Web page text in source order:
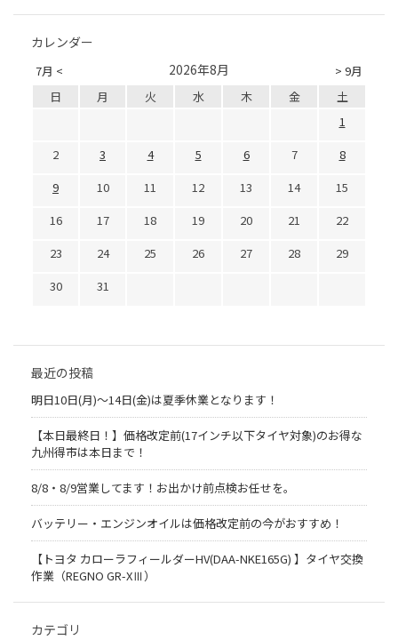
カレンダー
7月 < > 9月
2026年8月
日 月 火 水 木 金
土
1
2
3 4 5 6 7
8
9
10 11 12 13 14
15
16
17 18 19 20 21
22
23
24 25 26 27 28
29
30
31
最近の投稿
明日10日(月)～14日(金)は夏季休業となります！
【本日最終日！】価格改定前(17インチ以下タイヤ対象)のお得な
九州得市は本日まで！
8/8・8/9営業してます！お出かけ前点検お任せを。
バッテリー・エンジンオイルは価格改定前の今がおすすめ！
【トヨタ カローラフィールダーHV(DAA-NKE165G) 】タイヤ交換
作業（REGNO GR-XⅢ）
カテゴリ